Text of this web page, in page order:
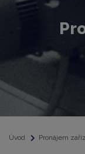
Úvod Pronájem